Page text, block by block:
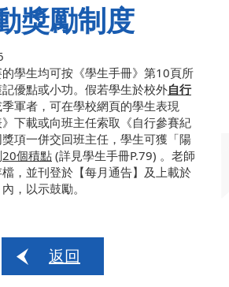
獎勵制度
學生均可按《學生手冊》第10頁所
優點或小功。假若學生於校外自行
軍者，可在學校網頁的學生表現
》下載或向班主任索取《自行參賽紀
項一併交回班主任，學生可獲「陽
20個積點 (詳見學生手冊P.79) 。老師
，並刊登於【每月通告】及上載於
，以示鼓勵。
返回